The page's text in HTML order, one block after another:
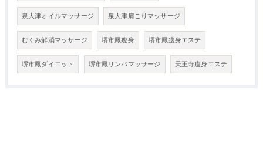
泉大津オイルマッサージ 泉大津肩こりマッサージ
むくみ解消マッサージ 堺市鳳瘦身 堺市鳳瘦身エステ
堺市鳳ダイエット 堺市鳳リンパマッサージ 天王寺瘦身エステ